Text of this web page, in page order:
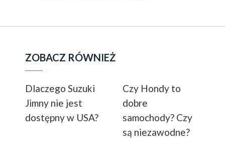
ZOBACZ RÓWNIEŻ
Dlaczego Suzuki
Jimny nie jest
dostępny w USA?
Czy Hondy to
dobre
samochody? Czy
są niezawodne?